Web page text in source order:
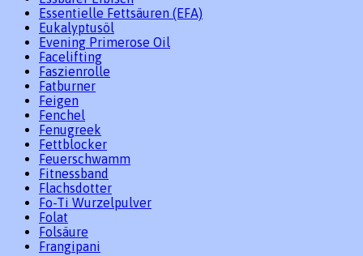
Essentielle Fettsäuren (EFA)
Eukalyptusöl
Evening Primerose Oil
Facelifting
Faszienrolle
Fatburner
Feigen
Fenchel
Fenugreek
Fettblocker
Feuerschwamm
Fitnessband
Flachsdotter
Fo-Ti Wurzelpulver
Folat
Folsäure
Frangipani